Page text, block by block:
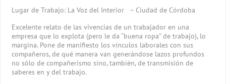
Lugar de Trabajo: La Voz del Interior – Ciudad de Córdoba
Excelente relato de las vivencias de un trabajador en una
empresa que lo explota (pero le da “buena ropa” de trabajo), lo
margina. Pone de manifiesto los vínculos laborales con sus
compañeros, de qué manera van generándose lazos profundos
no sólo de compañerismo sino, también, de transmisión de
saberes en y del trabajo.